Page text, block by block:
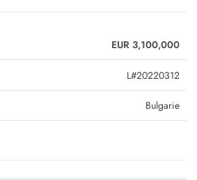
EUR 3,100,000
L#20220312
Bulgarie